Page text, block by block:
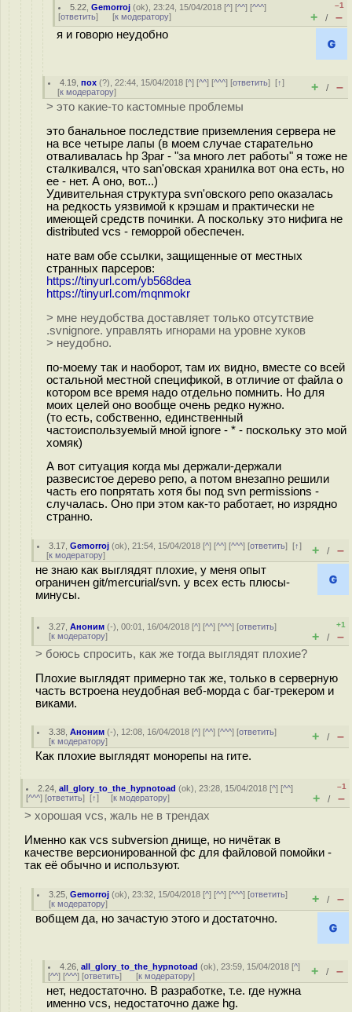
5.22 ,Gemorroj (ok), 23:24, 15/04/2018 [^] [^^] [^^^]
[ответить] [к модератору]
–1
+ / –
я и говорю неудобно
4.19 ,пох (?), 22:44, 15/04/2018 [^] [^^] [^^^] [ответить][↑]
[к модератору] + / –
> это какие-то кастомные проблемы
это банальное последствие приземления сервера не
на все четыре лапы (в моем случае старательно
отваливалась hp 3par - "за много лет работы" я тоже не
сталкивался, что san'овская хранилка вот она есть, но
ее - нет. А оно, вот...)
Удивительная структура svn'овского репо оказалась
на редкость уязвимой к крэшам и практически не
имеющей средств починки. А поскольку это нифига не
distributed vcs - геморрой обеспечен.
нате вам обе ссылки, защищенные от местных
странных парсеров:
https://tinyurl.com/yb568dea
https://tinyurl.com/mqnmokr
> мне неудобства доставляет только отсутствие
.svnignore. управлять игнорами на уровне хуков
> неудобно.
по-моему так и наоборот, там их видно, вместе со всей
остальной местной спецификой, в отличие от файла о
котором все время надо отдельно помнить. Но для
моих целей оно вообще очень редко нужно.
(то есть, собственно, единственный
частоиспользуемый мной ignore - * - поскольку это мой
хомяк)
А вот ситуация когда мы держали-держали
развесистое дерево репо, а потом внезапно решили
часть его попрятать хотя бы под svn permissions -
случалась. Оно при этом как-то работает, но изрядно
странно.
3.17 ,Gemorroj (ok), 21:54, 15/04/2018 [^] [^^] [^^^] [ответить][↑]
[к модератору] + / –
не знаю как выглядят плохие, у меня опыт
ограничен git/mercurial/svn. у всех есть плюсы-
минусы.
3.27 ,Аноним (-), 00:01, 16/04/2018 [^] [^^] [^^^] [ответить]
[к модератору]
+1
+ / –
> боюсь спросить, как же тогда выглядят плохие?
Плохие выглядят примерно так же, только в серверную
часть встроена неудобная веб-морда с баг-трекером и
виками.
3.38 ,Аноним (-), 12:08, 16/04/2018 [^] [^^] [^^^] [ответить]
[к модератору] + / –
Как плохие выглядят монорепы на гите.
2.24 ,all_glory_to_the_hypnotoad (ok), 23:28, 15/04/2018 [^] [^^]
[^^^] [ответить] [↑] [к модератору]
–1
+ / –
> хорошая vcs, жаль не в трендах
Именно как vcs subversion днище, но ничётак в
качестве версионированной фс для файловой помойки -
так её обычно и используют.
3.25 ,Gemorroj (ok), 23:32, 15/04/2018 [^] [^^] [^^^] [ответить]
[к модератору] + / –
вобщем да, но зачастую этого и достаточно.
4.26 ,all_glory_to_the_hypnotoad (ok), 23:59, 15/04/2018 [^]
[^^] [^^^] [ответить] [к модератору] + / –
нет, недостаточно. В разработке, т.е. где нужна
именно vcs, недостаточно даже hg.